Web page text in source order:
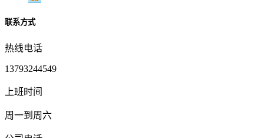
联系方式
热线电话
13793244549
上班时间
周一到周六